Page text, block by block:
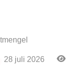
28 juli 2026